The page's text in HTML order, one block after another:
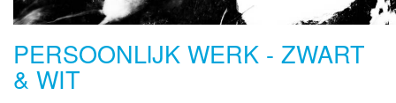
PERSOONLIJK WERK - ZWART
& WIT